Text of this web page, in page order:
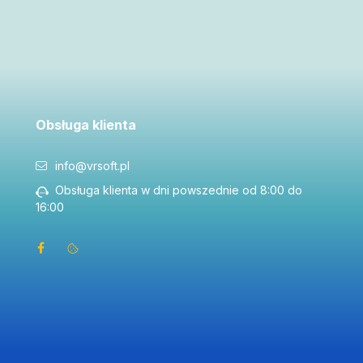
Obsługa klienta
info@vrsoft.pl
Obsługa klienta w dni powszednie od 8:00 do
16:00